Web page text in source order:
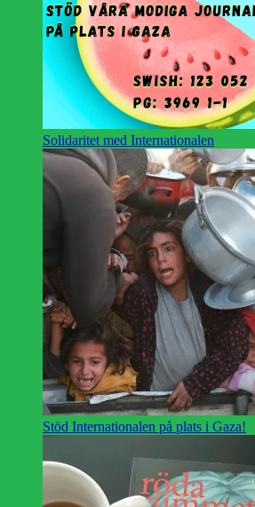
Solidaritet med Internationalen
Stöd Internationalen på plats i Gaza!